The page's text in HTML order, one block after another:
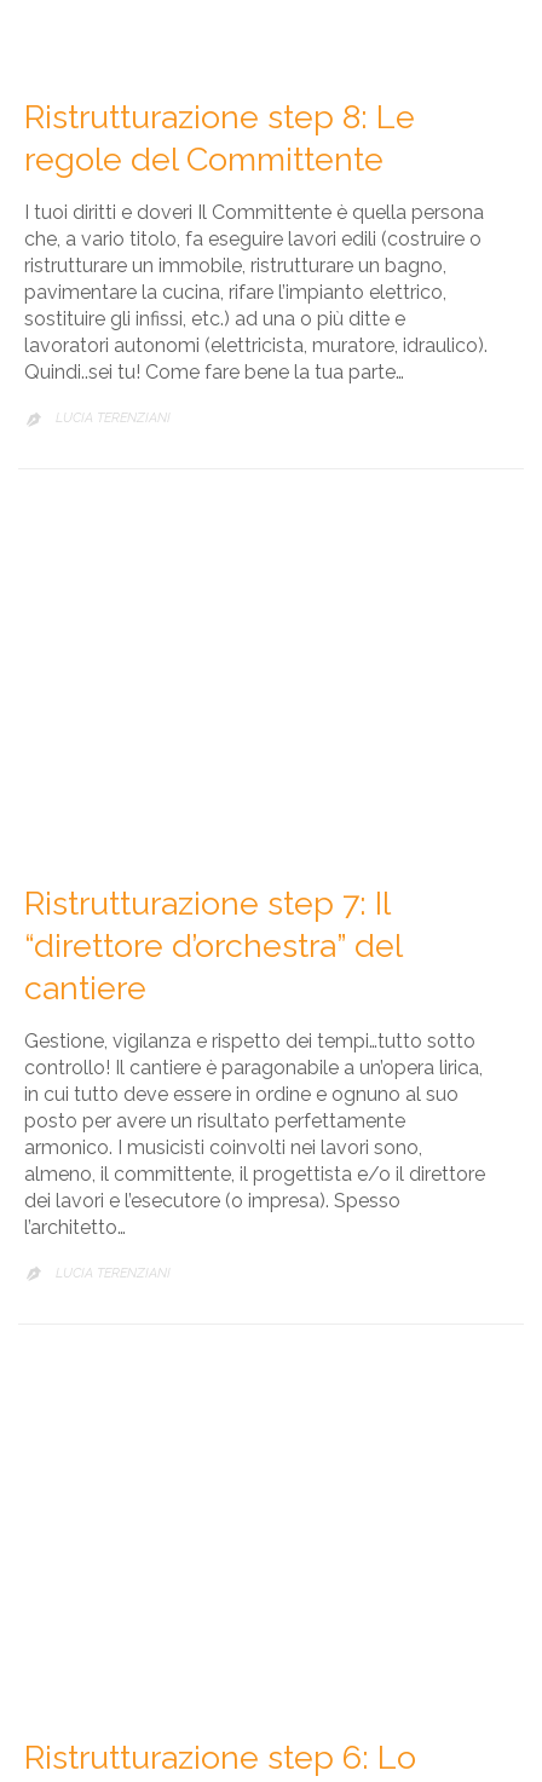
Ristrutturazione step 8: Le
regole del Committente
I tuoi diritti e doveri Il Committente è quella persona
che, a vario titolo, fa eseguire lavori edili (costruire o
ristrutturare un immobile, ristrutturare un bagno,
pavimentare la cucina, rifare l’impianto elettrico,
sostituire gli infissi, etc.) ad una o più ditte e
lavoratori autonomi (elettricista, muratore, idraulico).
Quindi..sei tu! Come fare bene la tua parte…
 LUCIA TERENZIANI
Ristrutturazione step 7: Il
“direttore d’orchestra” del
cantiere
Gestione, vigilanza e rispetto dei tempi…tutto sotto
controllo! Il cantiere è paragonabile a un’opera lirica,
in cui tutto deve essere in ordine e ognuno al suo
posto per avere un risultato perfettamente
armonico. I musicisti coinvolti nei lavori sono,
almeno, il committente, il progettista e/o il direttore
dei lavori e l’esecutore (o impresa). Spesso
l’architetto…
 LUCIA TERENZIANI
Ristrutturazione step 6: Lo